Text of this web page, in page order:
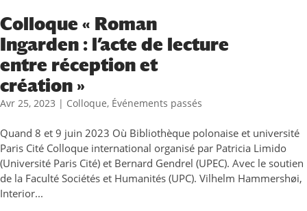
Colloque « Roman
Ingarden : l’acte de lecture
entre réception et
création »
Avr 25, 2023 | Colloque, Événements passés
Quand 8 et 9 juin 2023 Où Bibliothèque polonaise et université
Paris Cité Colloque international organisé par Patricia Limido
(Université Paris Cité) et Bernard Gendrel (UPEC). Avec le soutien
de la Faculté Sociétés et Humanités (UPC). Vilhelm Hammershøi,
Interior...